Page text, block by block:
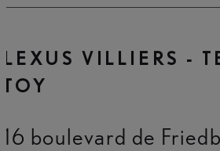
LEXUS VILLIERS -
TOY
16 boulevard de